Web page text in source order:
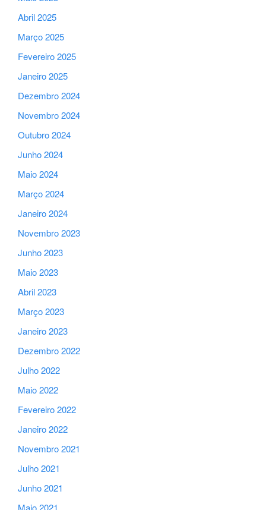
Abril 2025
Março 2025
Fevereiro 2025
Janeiro 2025
Dezembro 2024
Novembro 2024
Outubro 2024
Junho 2024
Maio 2024
Março 2024
Janeiro 2024
Novembro 2023
Junho 2023
Maio 2023
Abril 2023
Março 2023
Janeiro 2023
Dezembro 2022
Julho 2022
Maio 2022
Fevereiro 2022
Janeiro 2022
Novembro 2021
Julho 2021
Junho 2021
Maio 2021